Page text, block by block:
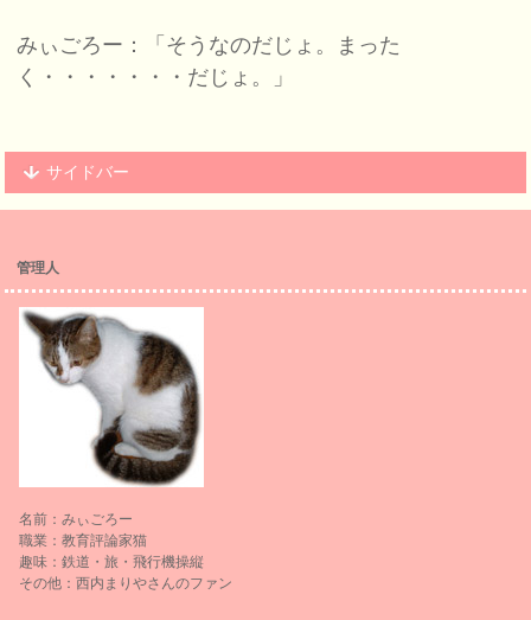
みぃごろー：「そうなのだじょ。まった
く・・・・・・・だじょ。」
サイドバー
管理人
名前：みぃごろー
職業：教育評論家猫
趣味：鉄道・旅・飛行機操縦
その他：西内まりやさんのファン